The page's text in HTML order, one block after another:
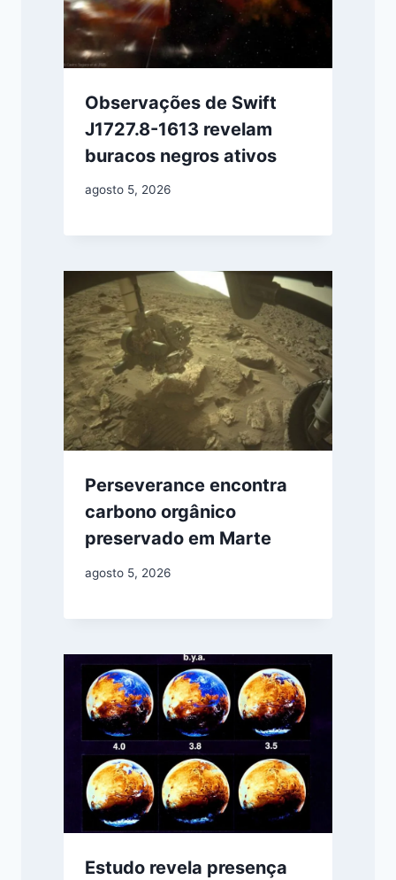
Observações de Swift
J1727.8-1613 revelam
buracos negros ativos
agosto 5, 2026
Perseverance encontra
carbono orgânico
preservado em Marte
agosto 5, 2026
Estudo revela presença